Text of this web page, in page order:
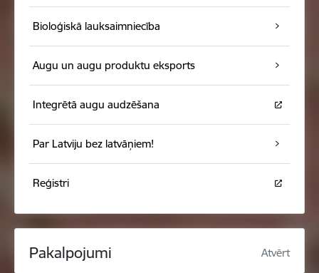
Bioloģiskā lauksaimniecība
Augu un augu produktu eksports
Integrētā augu audzēšana
Par Latviju bez latvāņiem!
Reģistri
Pakalpojumi Atvērt